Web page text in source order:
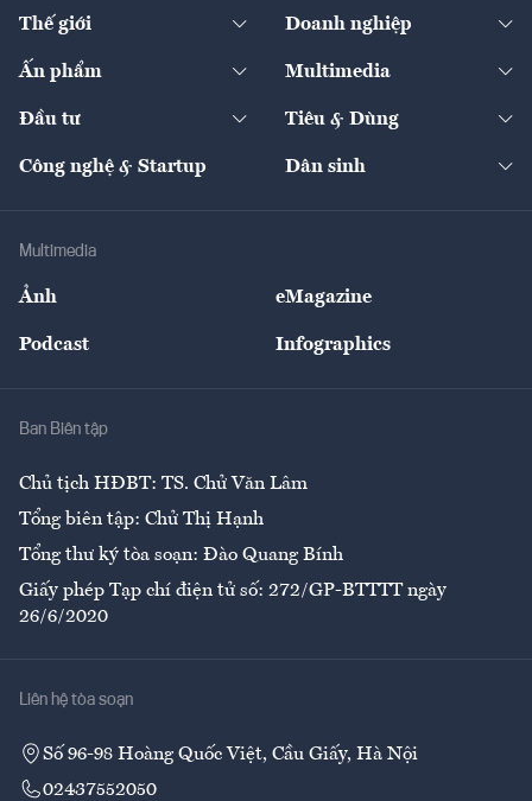
Bảo hiểm
Khung pháp lý
Start-up
Quản trị số
Chính sách
Tư vấn
Thị trường
Nông sản
Thế giới
Kinh tế
Doanh nghiệp
Ấn phẩm
The Guide
Multimedia
Đầu tư Tiêu & Dùng
Giải trí
Công nghệ & Startup Dân sinh
Multimedia
Ảnh eMagazine
Podcast Infographics
Ban Biên tập
Chủ tịch HĐBT: TS. Chử Văn Lâm
Tổng biên tập: Chử Thị Hạnh
Tổng thư ký tòa soạn: Đào Quang Bính
Giấy phép Tạp chí điện tử số: 272/GP-BTTTT ngày
26/6/2020
Liên hệ tòa soạn
Số 96-98 Hoàng Quốc Việt, Cầu Giấy, Hà Nội
02437552050